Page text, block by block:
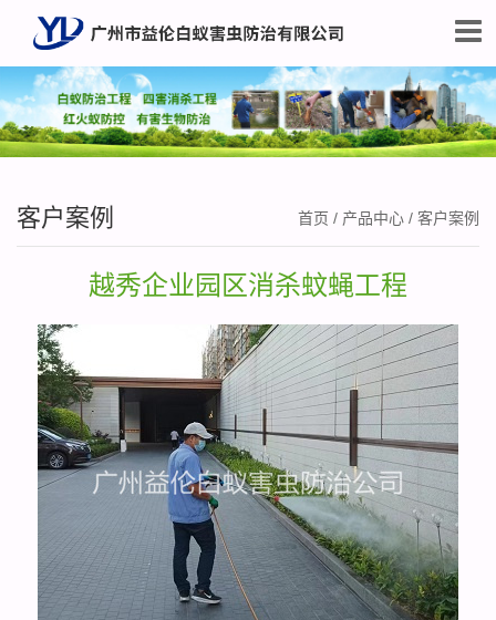
客户案例 首页 / 产品中心 / 客户案例
越秀企业园区消杀蚊蝇工程